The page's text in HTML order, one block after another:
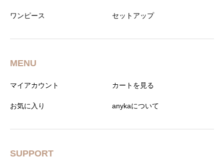
ワンピース セットアップ
MENU
マイアカウント カートを見る
お気に入り anykaについて
SUPPORT